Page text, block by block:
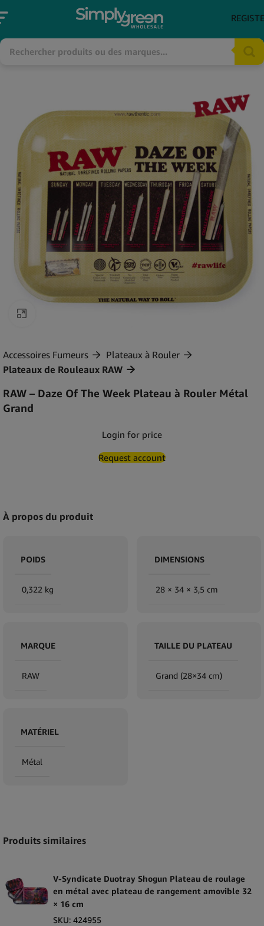
Accessoires Fumeurs
Plateaux à Rouler
Plateaux de Rouleaux RAW
RAW – Daze Of The Week Plateau à Rouler Métal
Grand
Login for price
Request account
À propos du produit
POIDS
0,322 kg
DIMENSIONS
28 × 34 × 3,5 cm
MARQUE
RAW
TAILLE DU PLATEAU
Grand (28×34 cm)
MATÉRIEL
Métal
Produits similaires
V-Syndicate Duotray Shogun Plateau de roulage
en métal avec plateau de rangement amovible 32
× 16 cm
SKU: 424955